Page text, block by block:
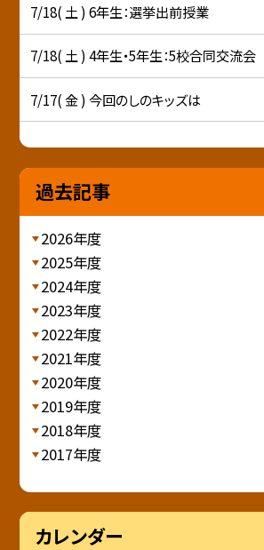
7/18( 土 ) 6年生：選挙出前授業
7/18( 土 ) 4年生・5年生：5校合同交流会
7/17( 金 ) 今回のしのキッズは
過去記事
2026年度
2025年度
2024年度
2023年度
2022年度
2021年度
2020年度
2019年度
2018年度
2017年度
カレンダー